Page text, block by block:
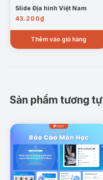
Slide Địa hình Việt Nam
43.200₫
Thêm vào giỏ hàng
Sản phẩm tương tự